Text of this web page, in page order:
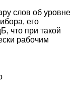
слов об уровне
его
что при такой
рабочим